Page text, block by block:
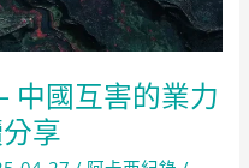
中國互害的業力
享